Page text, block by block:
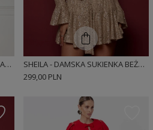
SHEILA - DAMSKA SUKIENKA CZARNA Z KOKARDKAMI I BUFIASTYMI RĘKAWAMI 'VANESSA BLACK'
SHEILA - DAMSKA SUKIENKA BEŻOWA CEKINOWA O LUŹNYM KROJU Z PASKIEM MINI 'GLITTER KISS'
299,00 PLN